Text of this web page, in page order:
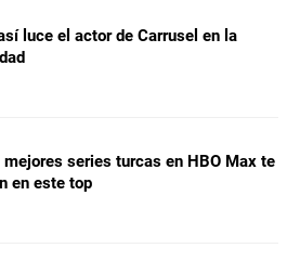
luce el actor de Carrusel en la
mejores series turcas en HBO Max te
en este top